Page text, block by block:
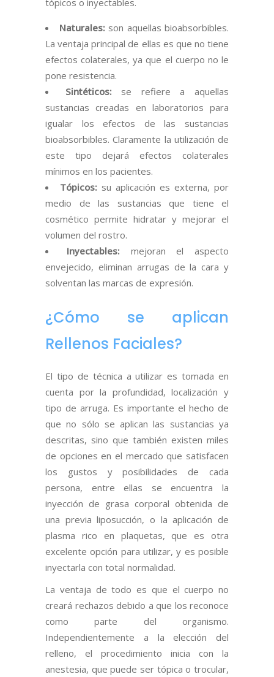
Naturales: son aquellas bioabsorbibles.
La ventaja principal de ellas es que no tiene
efectos colaterales, ya que el cuerpo no le
pone resistencia.
Sintéticos: se refiere a aquellas
sustancias creadas en laboratorios para
igualar los efectos de las sustancias
bioabsorbibles. Claramente la utilización de
este tipo dejará efectos colaterales
mínimos en los pacientes.
Tópicos: su aplicación es externa, por
medio de las sustancias que tiene el
cosmético permite hidratar y mejorar el
volumen del rostro.
Inyectables: mejoran el aspecto
envejecido, eliminan arrugas de la cara y
solventan las marcas de expresión.
¿Cómo se aplican
Rellenos Faciales?
El tipo de técnica a utilizar es tomada en
cuenta por la profundidad, localización y
tipo de arruga. Es importante el hecho de
que no sólo se aplican las sustancias ya
descritas, sino que también existen miles
de opciones en el mercado que satisfacen
los gustos y posibilidades de cada
persona, entre ellas se encuentra la
inyección de grasa corporal obtenida de
una previa liposucción, o la aplicación de
plasma rico en plaquetas, que es otra
excelente opción para utilizar, y es posible
inyectarla con total normalidad.
La ventaja de todo es que el cuerpo no
creará rechazos debido a que los reconoce
como parte del organismo.
Independientemente a la elección del
relleno, el procedimiento inicia con la
anestesia, que puede ser tópica o trocular,